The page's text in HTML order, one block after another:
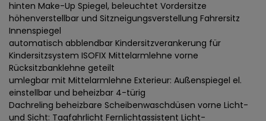
hinten Make-Up Spiegel, beleuchtet Vordersitze
höhenverstellbar und Sitzneigungsverstellung Fahrersitz
Innenspiegel
automatisch abblendbar Kindersitzverankerung für
Kindersitzsystem ISOFIX Mittelarmlehne vorne
Rücksitzbanklehne geteilt
umlegbar mit Mittelarmlehne Exterieur: Außenspiegel el.
einstellbar und beheizbar 4-türig
Dachreling beheizbare Scheibenwaschdüsen vorne Licht-
und Sicht: Tagfahrlicht Fernlichtassistent Licht-